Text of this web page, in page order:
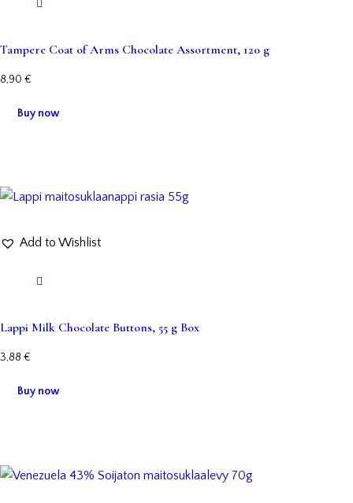
Tampere Coat of Arms Chocolate Assortment, 120 g
8,90 €
Buy now
Add to Wishlist
Lappi Milk Chocolate Buttons, 55 g Box
3,88 €
Buy now